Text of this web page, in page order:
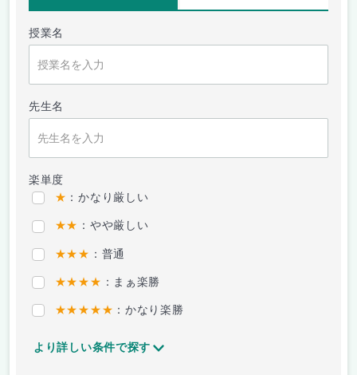
授業名
先生名
楽単度
★ ：かなり厳しい
★★ ：やや厳しい
★★★ ：普通
★★★★ ：まぁ楽勝
★★★★★ ：かなり楽勝
より詳しい条件で探す